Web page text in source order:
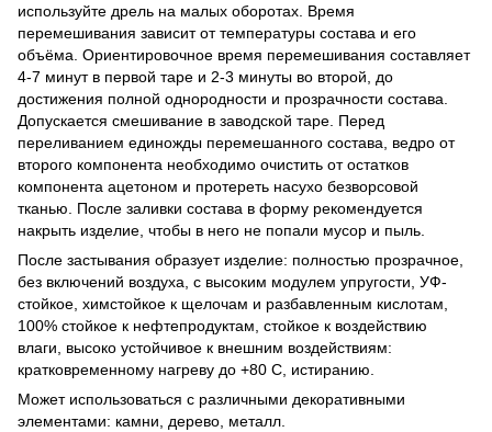
используйте дрель на малых оборотах. Время
перемешивания зависит от температуры состава и его
объёма. Ориентировочное время перемешивания составляет
4-7 минут в первой таре и 2-3 минуты во второй, до
достижения полной однородности и прозрачности состава.
Допускается смешивание в заводской таре. Перед
переливанием единожды перемешанного состава, ведро от
второго компонента необходимо очистить от остатков
компонента ацетоном и протереть насухо безворсовой
тканью. После заливки состава в форму рекомендуется
накрыть изделие, чтобы в него не попали мусор и пыль.
После застывания образует изделие: полностью прозрачное,
без включений воздуха, с высоким модулем упругости, УФ-
стойкое, химстойкое к щелочам и разбавленным кислотам,
100% стойкое к нефтепродуктам, стойкое к воздействию
влаги, высоко устойчивое к внешним воздействиям:
кратковременному нагреву до +80 С, истиранию.
Может использоваться с различными декоративными
элементами: камни, дерево, металл.